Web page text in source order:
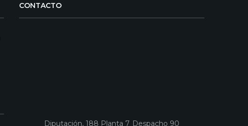
CONTACTO
Diputación, 188 Planta 7 Despacho 90